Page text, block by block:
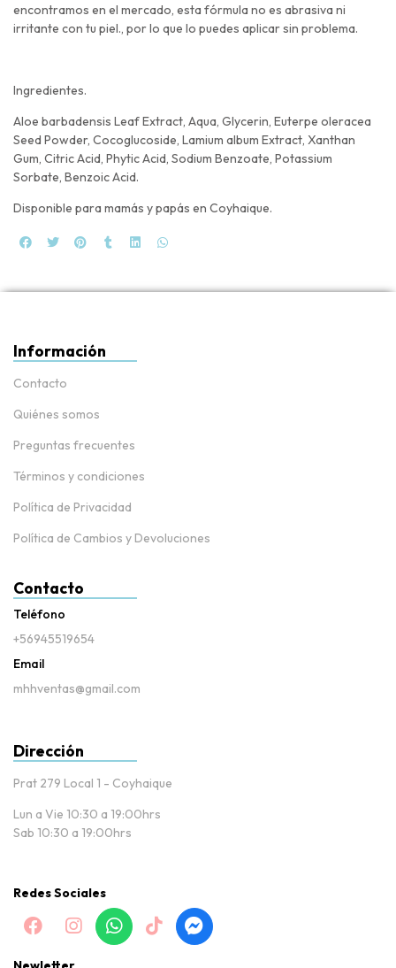
encontramos en el mercado, esta fórmula no es abrasiva ni
irritante con tu piel., por lo que lo puedes aplicar sin problema.
Ingredientes.
Aloe barbadensis Leaf Extract, Aqua, Glycerin, Euterpe oleracea
Seed Powder, Cocoglucoside, Lamium album Extract, Xanthan
Gum, Citric Acid, Phytic Acid, Sodium Benzoate, Potassium
Sorbate, Benzoic Acid.
Disponible para mamás y papás en Coyhaique.
Información
Contacto
Quiénes somos
Preguntas frecuentes
Términos y condiciones
Política de Privacidad
Política de Cambios y Devoluciones
Contacto
Teléfono
+56945519654
Email
mhhventas@gmail.com
Dirección
Prat 279 Local 1 - Coyhaique
Lun a Vie 10:30 a 19:00hrs
Sab 10:30 a 19:00hrs
Redes Sociales